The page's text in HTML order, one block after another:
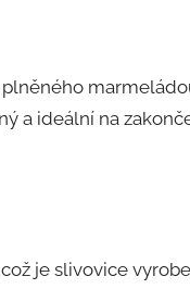
a ideální na
je slivovice